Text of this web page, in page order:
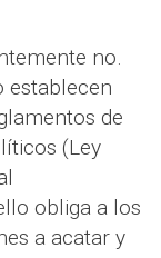
no.
establecen
de
(Ley
obliga a los
a acatar y